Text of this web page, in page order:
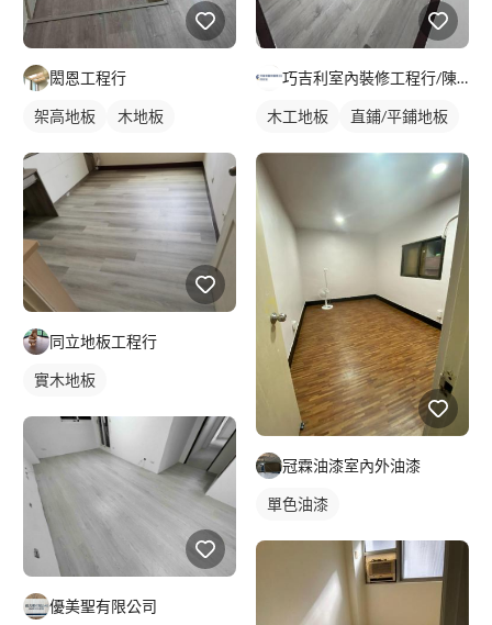
閎恩工程行
架高地板 木地板
同立地板工程行
實木地板
優美聖有限公司
巧吉利室內裝修工程行/陳家進
木工地板 直鋪/平鋪地板
冠霖油漆室內外油漆
單色油漆